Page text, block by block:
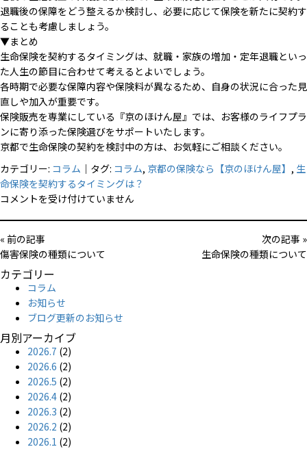
退職後の保障をどう整えるか検討し、必要に応じて保険を新たに契約す
ることも考慮しましょう。
▼まとめ
生命保険を契約するタイミングは、就職・家族の増加・定年退職といっ
た人生の節目に合わせて考えるとよいでしょう。
各時期で必要な保障内容や保険料が異なるため、自身の状況に合った見
直しや加入が重要です。
保険販売を専業にしている『京のほけん屋』では、お客様のライフプラ
ンに寄り添った保険選びをサポートいたします。
京都で生命保険の契約を検討中の方は、お気軽にご相談ください。
カテゴリー: コラム ｜タグ: コラム, 京都の保険なら【京のほけん屋】 , 生
命保険を契約するタイミングは？
生
険
を
契
タ
は？
コメントを受け付けていません
« 前の記事
傷害保険の種類について
次の記事 »
生命保険の種類について
カテゴリー
コラム
お知らせ
ブログ更新のお知らせ
月別アーカイブ
2026.7 (2)
2026.6 (2)
2026.5 (2)
2026.4 (2)
2026.3 (2)
2026.2 (2)
2026.1 (2)